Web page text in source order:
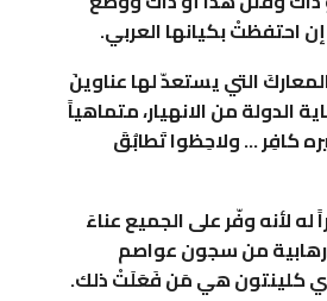
احتفظتْ بكيانها العربي.
التي يستعدّ لها عناوينَ
من الانهيار، متماهياً
كافِر … ولاحِظوا تَطابُقَ
لأنه وفّر على الجميع عناءَ
من سجون عواصم
كلينتون هي مَن فَعَلَتْ ذلك.